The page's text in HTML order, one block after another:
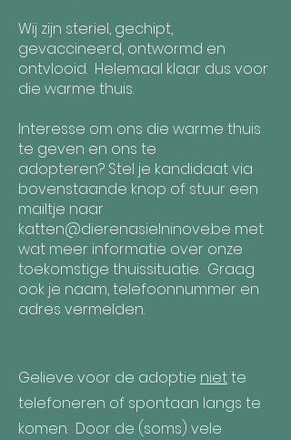
Wij zijn steriel, gechipt,
gevaccineerd, ontwormd en
ontvlooid. Helemaal klaar dus voor
die warme thuis.
​Interesse om ons die warme thuis
te geven en ons te
adopteren? Stel je kandidaat via
bovenstaande knop of stuur een
mailtje naar
katten@dierenasielninove.be met
wat meer informatie over onze
toekomstige thuissituatie. Graag
ook je naam, telefoonnummer en
adres vermelden.
Gelieve voor de adoptie niette
telefoneren of spontaan langs te
komen. Door de (soms) vele